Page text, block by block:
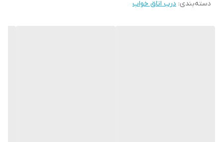
دسته‌بندی: درب اتاق خواب